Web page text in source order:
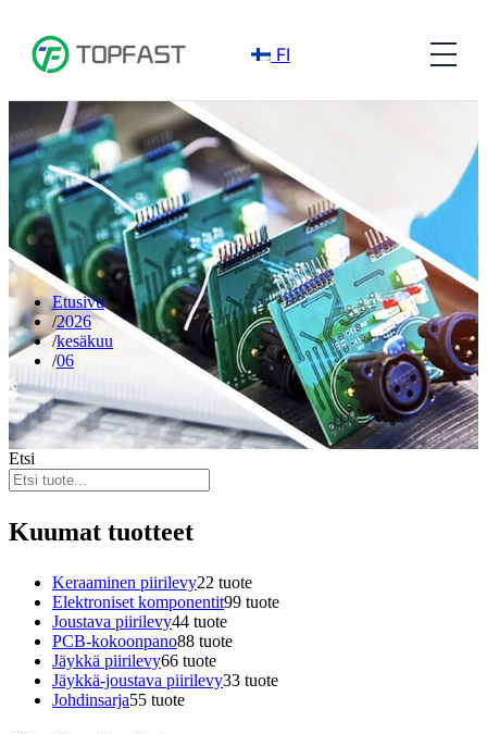
FI
Etusivu
2026
kesäkuu
06
Etsi
Kuumat tuotteet
Keraaminen piirilevy22 tuote
Elektroniset komponentit99 tuote
Joustava piirilevy44 tuote
PCB-kokoonpano88 tuote
Jäykkä piirilevy66 tuote
Jäykkä-joustava piirilevy33 tuote
Johdinsarja55 tuote